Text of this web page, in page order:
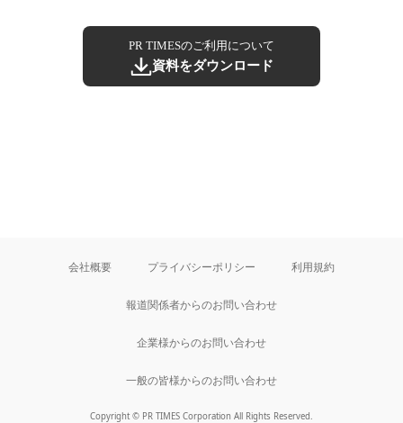
PR TIMESのご利用について
資料をダウンロード
会社概要 プライバシーポリシー 利用規約
報道関係者からのお問い合わせ
企業様からのお問い合わせ
一般の皆様からのお問い合わせ
Copyright © PR TIMES Corporation All Rights Reserved.